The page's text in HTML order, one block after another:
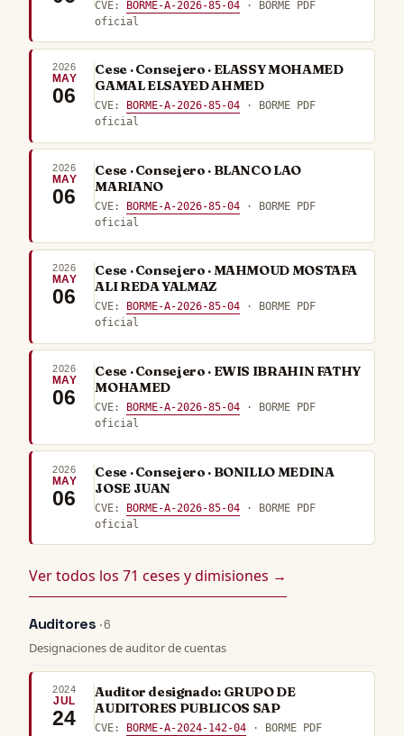
CVE: BORME-A-2026-85-04 · BORME PDF
oficial
2026
MAY
06
Cese · Consejero · ELASSY MOHAMED
GAMAL ELSAYED AHMED
CVE: BORME-A-2026-85-04 · BORME PDF
oficial
2026
MAY
06
Cese · Consejero · BLANCO LAO
MARIANO
CVE: BORME-A-2026-85-04 · BORME PDF
oficial
2026
MAY
06
Cese · Consejero · MAHMOUD MOSTAFA
ALI REDA YALMAZ
CVE: BORME-A-2026-85-04 · BORME PDF
oficial
2026
MAY
06
Cese · Consejero · EWIS IBRAHIN FATHY
MOHAMED
CVE: BORME-A-2026-85-04 · BORME PDF
oficial
2026
MAY
06
Cese · Consejero · BONILLO MEDINA
JOSE JUAN
CVE: BORME-A-2026-85-04 · BORME PDF
oficial
Ver todos los 71 ceses y dimisiones →
Auditores · 6
Designaciones de auditor de cuentas
2024
JUL
24
Auditor designado: GRUPO DE
AUDITORES PUBLICOS SAP
CVE: BORME-A-2024-142-04 · BORME PDF